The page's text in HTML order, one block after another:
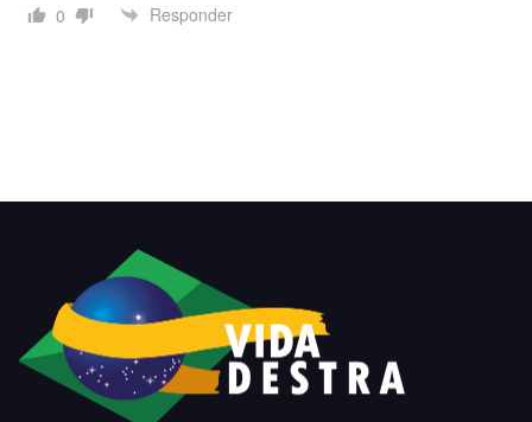
0
Responder